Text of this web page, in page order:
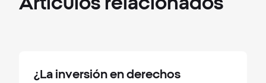
¿La inversión en derechos